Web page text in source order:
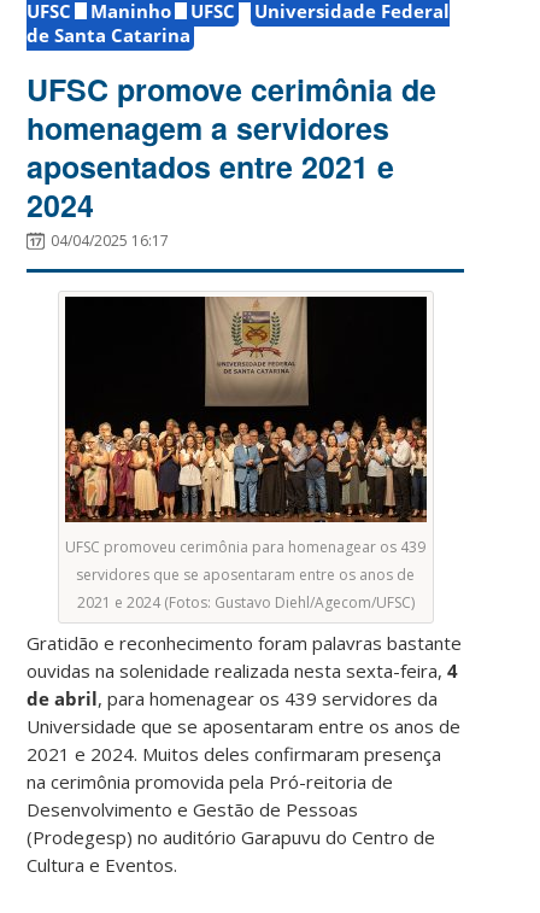
UFSC
Maninho UFSC
Universidade Federal
de Santa Catarina
UFSC promove cerimônia de
homenagem a servidores
aposentados entre 2021 e
2024
04/04/2025 16:17
UFSC promoveu cerimônia para homenagear os 439
servidores que se aposentaram entre os anos de
2021 e 2024 (Fotos: Gustavo Diehl/Agecom/UFSC)
Gratidão e reconhecimento foram palavras bastante
ouvidas na solenidade realizada nesta sexta-feira,4
de abril, para homenagear os 439 servidores da
Universidade que se aposentaram entre os anos de
2021 e 2024. Muitos deles confirmaram presença
na cerimônia promovida pela Pró-reitoria de
Desenvolvimento e Gestão de Pessoas
(Prodegesp) no auditório Garapuvu do Centro de
Cultura e Eventos.